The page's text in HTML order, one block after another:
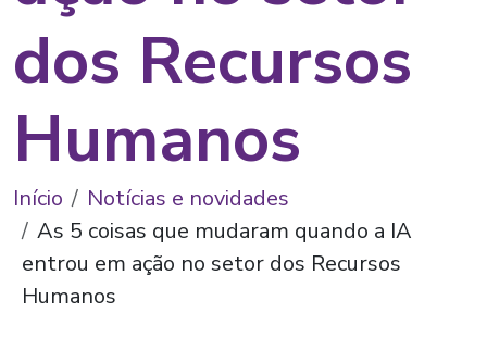
dos Recursos
Humanos
Início
Notícias e novidades
As 5 coisas que mudaram quando a IA
entrou em ação no setor dos Recursos
Humanos